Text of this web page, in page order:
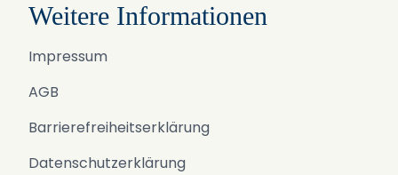
Weitere Informationen
Impressum
AGB
Barrierefreiheitserklärung
Datenschutzerklärung